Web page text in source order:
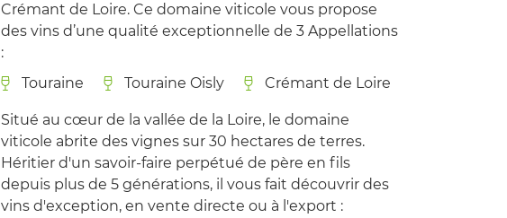
Crémant de Loire. Ce domaine viticole vous propose
des vins d’une qualité exceptionnelle de 3 Appellations
:
Touraine
Touraine Oisly Crémant de Loire
Situé au cœur de la vallée de la Loire, le domaine
viticole abrite des vignes sur 30 hectares de terres.
Héritier d'un savoir-faire perpétué de père en fils
depuis plus de 5 générations, il vous fait découvrir des
vins d'exception, en vente directe ou à l'export :